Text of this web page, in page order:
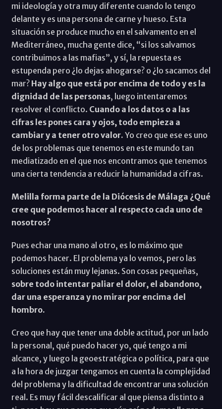
mi ideología y otra muy diferente cuando lo tengo
delante y es una persona de carne y hueso. Esta
situación se produce mucho en el salvamento en el
Mediterráneo, mucha gente dice, “si los salvamos
contribuimos a las mafias”, y sí, la repuesta es
estupenda pero ¿lo dejas ahogarse? o ¿lo sacamos del
mar? Hay algo que está por encima de todo y es la
dignidad de las personas, luego intentaremos
resolver el conflicto. Cuando a los datos o a las
cifras les pones cara y ojos, todo empieza a
cambiar y a tener otro valor. Yo creo que ese es uno
de los problemas que tenemos en este mundo tan
mediatizado en el que nos encontramos que tenemos
una cierta tendencia a reducir la humanidad a cifras.
Melilla forma parte de la Diócesis de Málaga ¿Qué
cree que podemos hacer al respecto cada uno de
nosotros?
Pues echar una mano al otro, es lo máximo que
podemos hacer. El problema ya lo vemos, pero las
soluciones están muy lejanas. Son cosas pequeñas,
sobre todo intentar paliar el dolor, el abandono,
dar una esperanza y no mirar por encima del
hombro.
Creo que hay que tener una doble actitud, por un lado
la personal, qué puedo hacer yo, qué tengo a mi
alcance, y luego la geoestratégica o política, para que
a la hora de juzgar tengamos en cuenta la complejidad
del problema y la dificultad de encontrar una solución
real. Es muy fácil descalificar al que piensa distinto a